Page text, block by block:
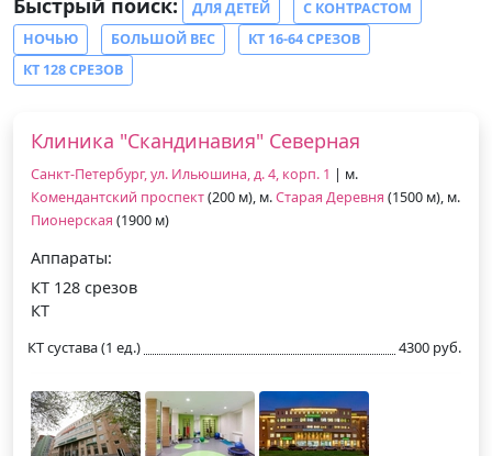
ДЛЯ ДЕТЕЙ
С КОНТРАСТОМ
НОЧЬЮ
БОЛЬШОЙ ВЕС
КТ 16-64 СРЕЗОВ
КТ 128 СРЕЗОВ
Клиника "Скандинавия" Северная
Санкт-Петербург, ул. Ильюшина, д. 4, корп. 1 | м.
Комендантский проспект(200 м), м.Старая Деревня (1500 м), м.
Пионерская (1900 м)
Аппараты:
КТ 128 срезов
КТ
КТ сустава (1 ед.) 4300 руб.